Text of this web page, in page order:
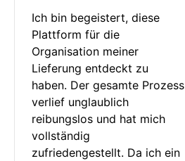
Ich bin begeistert, diese
Plattform für die
Organisation meiner
Lieferung entdeckt zu
haben. Der gesamte Prozess
verlief unglaublich
reibungslos und hat mich
vollständig
zufriedengestellt. Da ich ein